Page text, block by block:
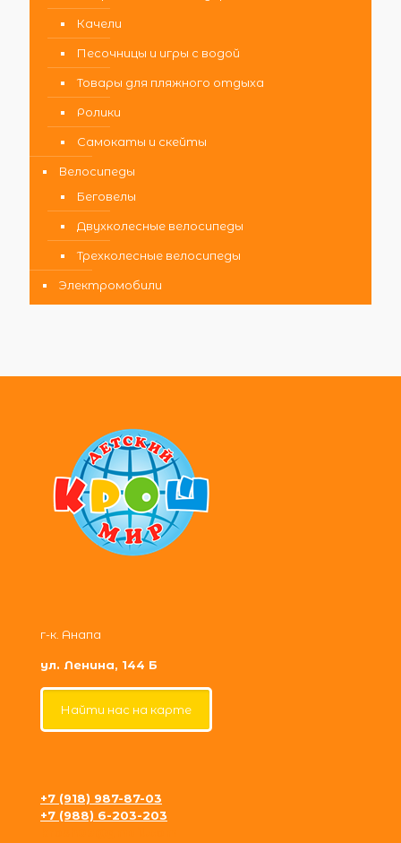
Качели
Песочницы и игры с водой
Товары для пляжного отдыха
Ролики
Самокаты и скейты
Велосипеды
Беговелы
Двухколесные велосипеды
Трехколесные велосипеды
Электромобили
г-к. Анапа
ул. Ленина, 144 Б
Найти нас на карте
+7 (918) 987-87-03
+7 (988) 6-203-203